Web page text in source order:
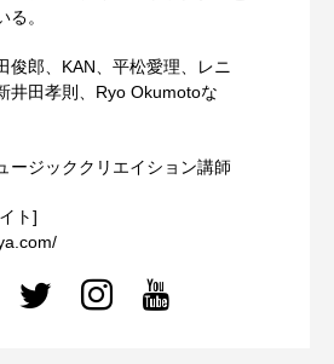
。
俊郎、KAN、平松愛理、レニ
井田孝則、Ryo Okumotoな
ージッククリエイション講師
ト]